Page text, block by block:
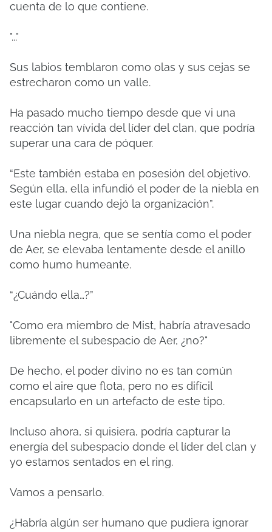
cuenta de lo que contiene.
"..."
Sus labios temblaron como olas y sus cejas se
estrecharon como un valle.
Ha pasado mucho tiempo desde que vi una
reacción tan vívida del líder del clan, que podría
superar una cara de póquer.
“Este también estaba en posesión del objetivo.
Según ella, ella infundió el poder de la niebla en
este lugar cuando dejó la organización”.
Una niebla negra, que se sentía como el poder
de Aer, se elevaba lentamente desde el anillo
como humo humeante.
“¿Cuándo ella…?”
"Como era miembro de Mist, habría atravesado
libremente el subespacio de Aer, ¿no?"
De hecho, el poder divino no es tan común
como el aire que flota, pero no es difícil
encapsularlo en un artefacto de este tipo.
Incluso ahora, si quisiera, podría capturar la
energía del subespacio donde el líder del clan y
yo estamos sentados en el ring.
Vamos a pensarlo.
¿Habría algún ser humano que pudiera ignorar